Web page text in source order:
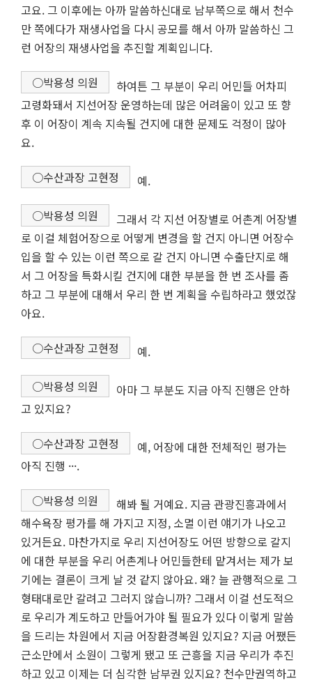
고요. 그 이후에는 아까 말씀하신대로 남부쪽으로 해서 천수
만 쪽에다가 재생사업을 다시 공모를 해서 아까 말씀하신 그
런 어장의 재생사업을 추진할 계획입니다.
○박용성 의원
하여튼 그 부분이 우리 어민들 어차피
고령화돼서 지선어장 운영하는데 많은 어려움이 있고 또 향
후 이 어장이 계속 지속될 건지에 대한 문제도 걱정이 많아
요.
○수산과장 고현정 예.
○박용성 의원
그래서 각 지선 어장별로 어촌계 어장별
로 이걸 체험어장으로 어떻게 변경을 할 건지 아니면 어장수
입을 할 수 있는 이런 쪽으로 갈 건지 아니면 수출단지로 해
서 그 어장을 특화시킬 건지에 대한 부분을 한 번 조사를 좀
하고 그 부분에 대해서 우리 한 번 계획을 수립하라고 했었잖
아요.
○수산과장 고현정 예.
○박용성 의원
아마 그 부분도 지금 아직 진행은 안하
고 있지요?
○수산과장 고현정
예, 어장에 대한 전체적인 평가는
아직 진행 ···.
○박용성 의원
해봐 될 거예요. 지금 관광진흥과에서
해수욕장 평가를 해 가지고 지정, 소멸 이런 얘기가 나오고
있거든요. 마찬가지로 우리 지선어장도 어떤 방향으로 갈지
에 대한 부분을 우리 어촌계나 어민들한테 맡겨서는 제가 보
기에는 결론이 크게 날 것 같지 않아요. 왜? 늘 관행적으로 그
형태대로만 갈려고 그러지 않습니까? 그래서 이걸 선도적으
로 우리가 계도하고 만들어가야 될 필요가 있다 이렇게 말씀
을 드리는 차원에서 지금 어장환경복원 있지요? 지금 어쨌든
근소만에서 소원이 그렇게 됐고 또 근흥을 지금 우리가 추진
하고 있고 이제는 더 심각한 남부권 있지요? 천수만권역하고